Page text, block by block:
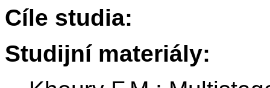
Cíle studia:
Studijní materiály: